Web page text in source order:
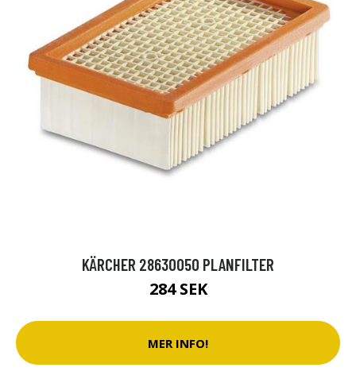
KÄRCHER 28630050 PLANFILTER
284 SEK
MER INFO!